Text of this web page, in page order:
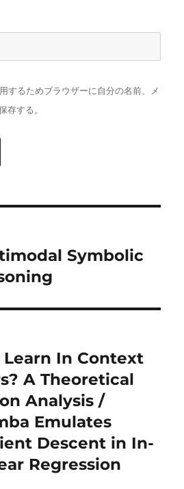
するためブラウザーに自分の名前、メ
存する。
Symbolic
Learn In Context
A Theoretical
Analysis /
Emulates
Descent in In-
Regression